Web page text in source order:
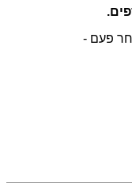
פעם -